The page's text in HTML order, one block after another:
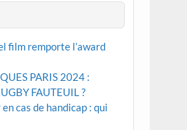
film remporte l’award
PARIS 2024 :
FAUTEUIL ?
en cas de handicap : qui